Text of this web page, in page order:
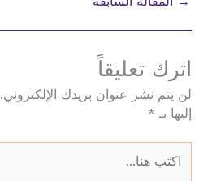
اترك تعليقاً
لن يتم نشر عنوان بريدك الإلكتروني.
إليها بـ *
هنا...